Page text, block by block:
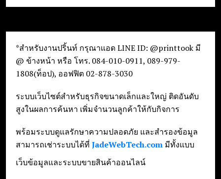
*สำหรับงานปริ้นท์ กรุณาแอด LINE ID: @printtook มี
@ ข้างหน้า หรือ โทร. 084-010-0911, 089-979-
1808(ท็อป), ออฟฟิต 02-878-3030
ระบบเว็บไซต์สำหรับธุรกิจขนาดเล็กและใหญ่ ติดอันดับ
สูงในผลการค้นหา เพิ่มจำนวนลูกค้าให้กับกิจการ
พร้อมระบบดูแลรักษาความปลอดภัย และสำรองข้อมูล
สามารถเช่าระบบได้ที่ JadeWebTech.com มีทั้งแบบ
เว็บข้อมูลและระบบขายสินค้าออนไลน์